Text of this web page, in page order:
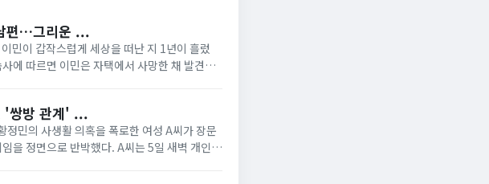
편…그리운 ...
민이 갑작스럽게 세상을 떠난 지 1년이 흘렀
에 따르면 이민은 자택에서 사망한 채 발견됐
'쌍방 관계' ...
민의 사생활 의혹을 폭로한 여성 A씨가 장문
을 정면으로 반박했다. A씨는 5일 새벽 개인